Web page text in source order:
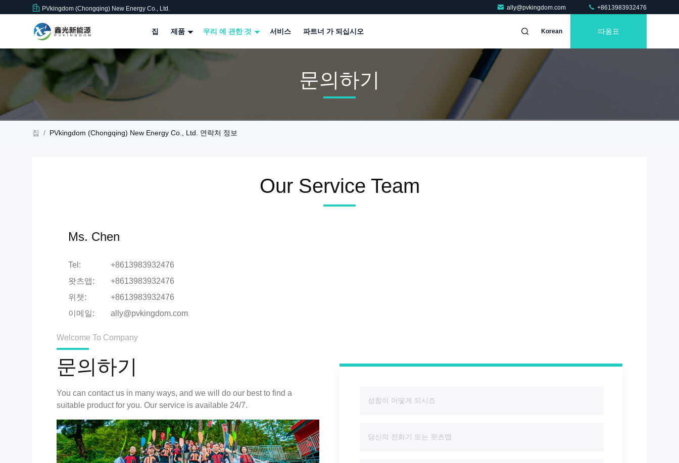
PVkingdom (Chongqing) New Energy Co., Ltd. ally@pvkingdom.com +8613983932476
집 제품 우리 에 관한 것 서비스 파트너 가 되십시오 Korean 따옴표
문의하기
집 / PVkingdom (Chongqing) New Energy Co., Ltd. 연락처 정보
Our Service Team
Ms. Chen
Tel:
+8613983932476
왓츠앱:
+8613983932476
위챗:
+8613983932476
이메일:
ally@pvkingdom.com
Welcome To Company
문의하기
You can contact us in many ways, and we will do our best to find a
suitable product for you. Our service is available 24/7.